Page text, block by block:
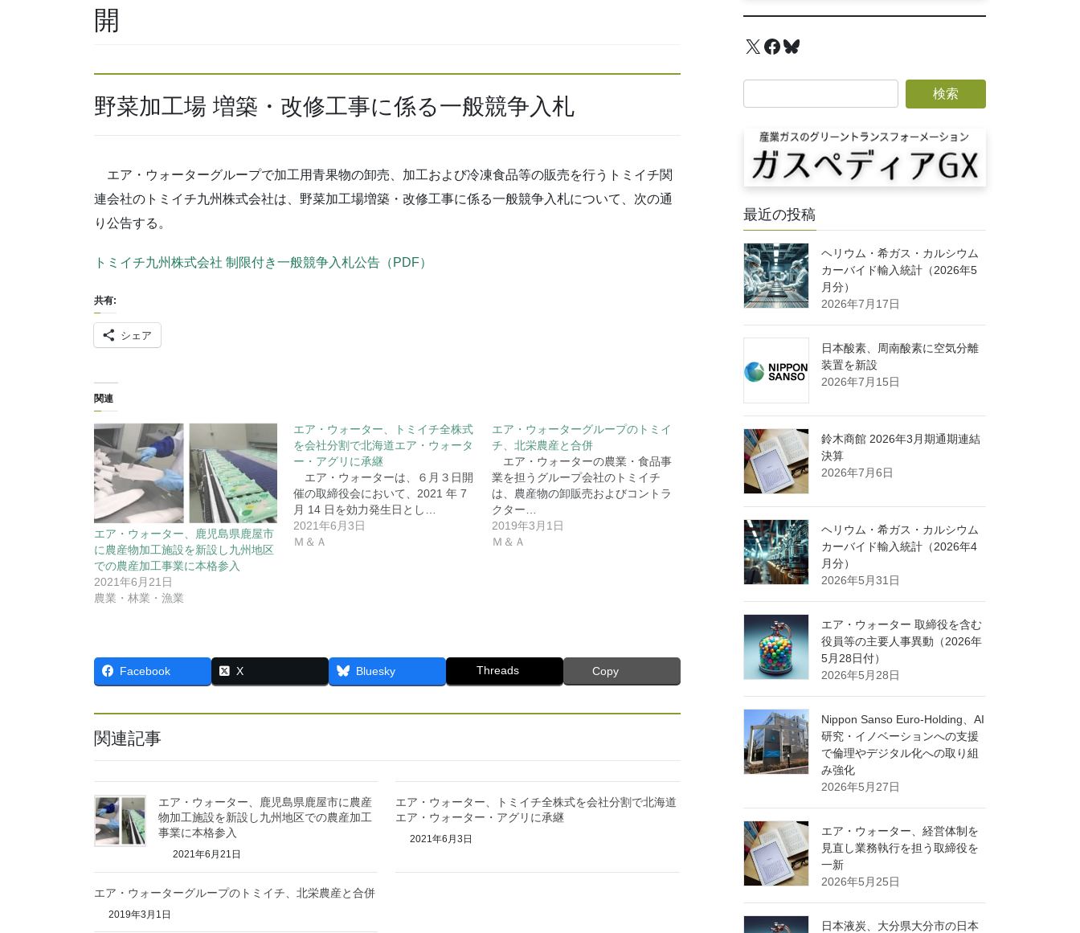
開
野菜加工場 増築・改修工事に係る一般競争入札
エア・ウォーターグループで加工用青果物の卸売、加工および冷凍食品等の販売を行うトミイチ関
連会社のトミイチ九州株式会社は、野菜加工場増築・改修工事に係る一般競争入札について、次の通
り公告する。
トミイチ九州株式会社 制限付き一般競争入札公告（PDF）
共有:
シェア
関連
エア・ウォーター、鹿児島県鹿屋市
に農産物加工施設を新設し九州地区
での農産加工事業に本格参入
2021年6月21日
農業・林業・漁業
エア・ウォーター、トミイチ全株式
を会社分割で北海道エア・ウォータ
ー・アグリに承継
エア・ウォーターは、６月３日開
催の取締役会において、2021 年 7
月 14 日を効力発生日とし…
2021年6月3日
Ｍ＆Ａ
エア・ウォーターグループのトミイ
チ、北栄農産と合併
エア・ウォーターの農業・食品事
業を担うグループ会社のトミイチ
は、農産物の卸販売およびコントラ
クター…
2019年3月1日
Ｍ＆Ａ
Facebook X Bluesky Threads Copy
関連記事
エア・ウォーター、鹿児島県鹿屋市に農産
物加工施設を新設し九州地区での農産加工
事業に本格参入
2021年6月21日
エア・ウォーター、トミイチ全株式を会社分割で北海道
エア・ウォーター・アグリに承継
2021年6月3日
エア・ウォーターグループのトミイチ、北栄農産と合併
2019年3月1日
X Facebook
Bluesky
最近の投稿
ヘリウム・希ガス・カルシウム
カーバイド輸入統計（2026年5
月分）
2026年7月17日
日本酸素、周南酸素に空気分離
装置を新設
2026年7月15日
鈴木商館 2026年3月期通期連結
決算
2026年7月6日
ヘリウム・希ガス・カルシウム
カーバイド輸入統計（2026年4
月分）
2026年5月31日
エア・ウォーター 取締役を含む
役員等の主要人事異動（2026年
5月28日付）
2026年5月28日
Nippon Sanso Euro-Holding、AI
研究・イノベーションへの支援
で倫理やデジタル化への取り組
み強化
2026年5月27日
エア・ウォーター、経営体制を
見直し業務執行を担う取締役を
一新
2026年5月25日
日本液炭、大分県大分市の日本